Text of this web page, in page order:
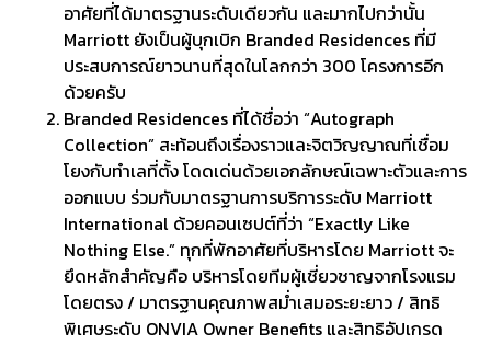
อาศัยที่ได้มาตรฐานระดับเดียวกัน และมากไปกว่านั้น
Marriott ยังเป็นผู้บุกเบิก Branded Residences ที่มี
ประสบการณ์ยาวนานที่สุดในโลกกว่า 300 โครงการอีก
ด้วยครับ
Branded Residences ที่ได้ชื่อว่า “Autograph
Collection” สะท้อนถึงเรื่องราวและจิตวิญญาณที่เชื่อม
โยงกับทำเลที่ตั้ง โดดเด่นด้วยเอกลักษณ์เฉพาะตัวและการ
ออกแบบ ร่วมกับมาตรฐานการบริการระดับ Marriott
International ด้วยคอนเซปต์ที่ว่า “Exactly Like
Nothing Else.” ทุกที่พักอาศัยที่บริหารโดย Marriott จะ
ยึดหลักสำคัญคือ บริหารโดยทีมผู้เชี่ยวชาญจากโรงแรม
โดยตรง / มาตรฐานคุณภาพสม่ำเสมอระยะยาว / สิทธิ
พิเศษระดับ ONVIA Owner Benefits และสิทธิอัปเกรด